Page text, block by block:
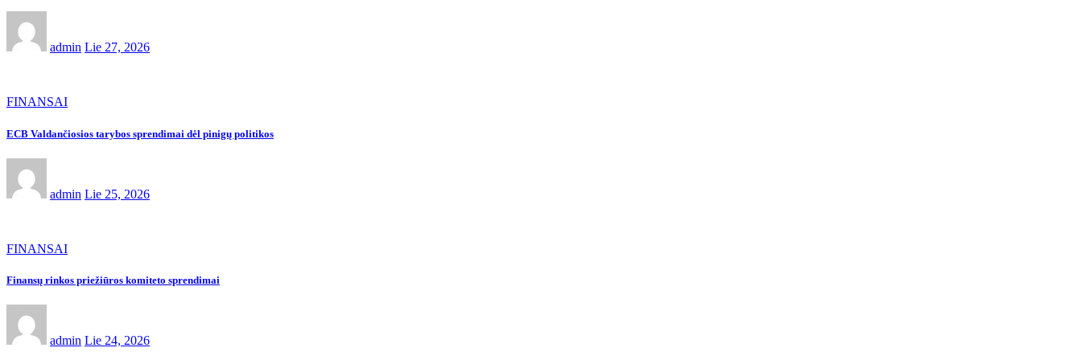
admin Lie 27, 2026
FINANSAI
ECB Valdančiosios tarybos sprendimai dėl pinigų politikos
admin Lie 25, 2026
FINANSAI
Finansų rinkos priežiūros komiteto sprendimai
admin Lie 24, 2026